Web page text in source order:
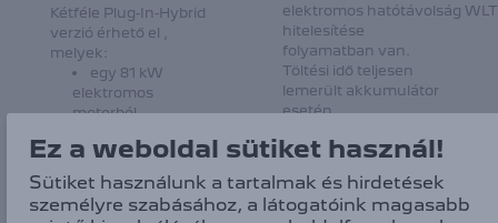
Kétféle Plug-In-Hybrid
verzió érhető el ,
melyek:
egy 81 kW
elektromos
motorból
sebességes e-EAT8
automata
sebességváltóból
elektromos hatótávolság
hitelesítése
folyamatban van.
Töltési idő teljesen
lemerült akkumulátor
esetén
aljaztról (8A, 220V)
Erősített
aljazatról (16A,
Ez a weboldal sütiket használ!
Sütiket használunk a tartalmak és hirdetések
személyre szabásához, a látogatóink magasabb